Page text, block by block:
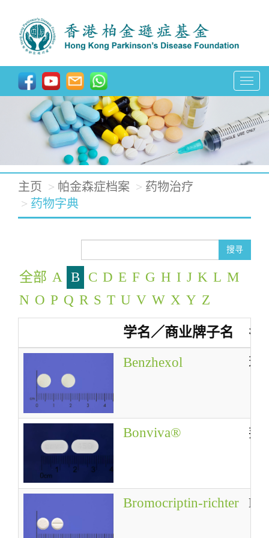
T
g
l
a
v
i
t
i
o
主页 帕金森症档案
药物治疗
药物字典
搜寻
全部 A B C D E F G H I J K L M
N O P Q R S T U V W X Y Z
学名／商业牌子名
名
Benzhexol
苯
Bonviva® 邦
Bromocriptin-richter